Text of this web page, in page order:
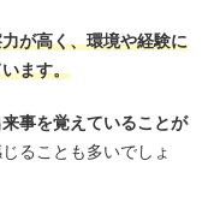
が高く、環境や経験に
ます。
事を覚えていることが
ることも多いでしょ